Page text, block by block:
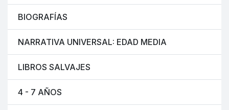
BIOGRAFÍAS
NARRATIVA UNIVERSAL: EDAD MEDIA
LIBROS SALVAJES
4 - 7 AÑOS